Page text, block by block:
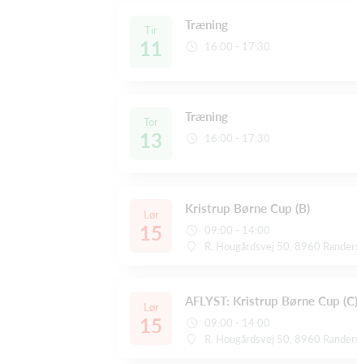
Tir
11
Træning
16:00 - 17:30
Tor
13
Træning
16:00 - 17:30
Lør
15
Kristrup Børne Cup (B)
09:00 - 14:00
R. Hougårdsvej 50, 8960
Lør
15
AFLYST: Kristrup Børne Cup (C)
09:00 - 14:00
R. Hougårdsvej 50, 8960